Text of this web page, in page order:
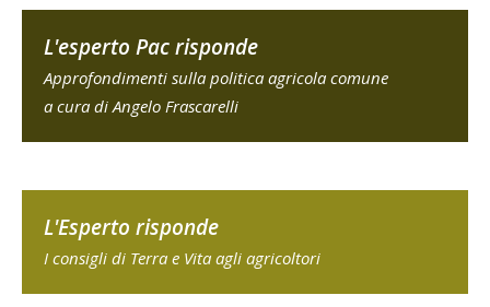
L'esperto Pac risponde
Approfondimenti sulla politica agricola comune
a cura di Angelo Frascarelli
L'Esperto risponde
I consigli di Terra e Vita agli agricoltori